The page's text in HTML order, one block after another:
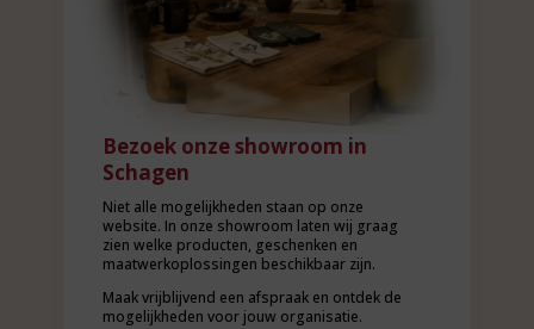
Bezoek onze showroom in
Schagen
Niet alle mogelijkheden staan op onze
website. In onze showroom laten wij graag
zien welke producten, geschenken en
maatwerkoplossingen beschikbaar zijn.
Maak vrijblijvend een afspraak en ontdek de
mogelijkheden voor jouw organisatie.